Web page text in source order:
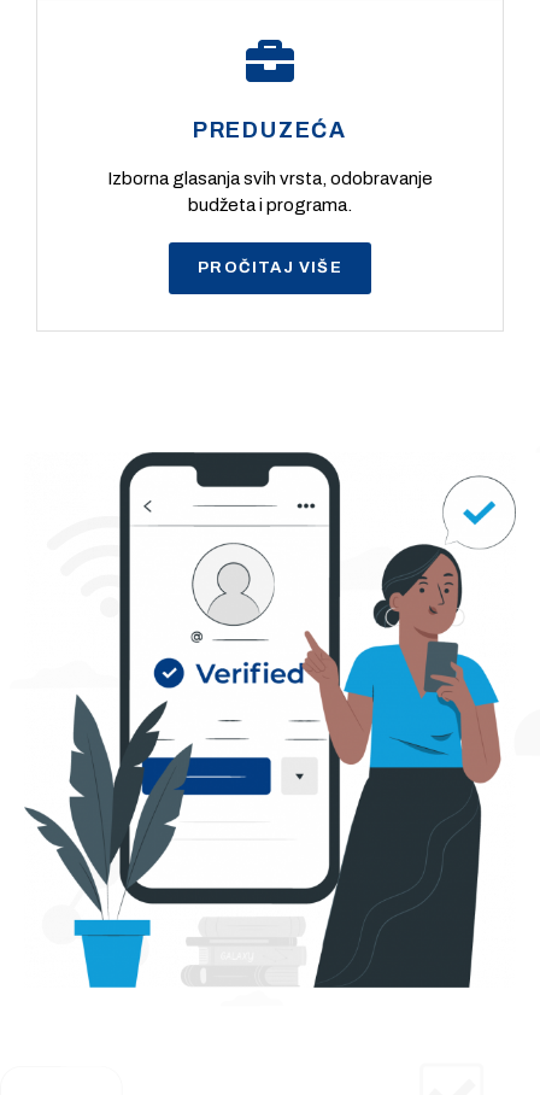
PREDUZEĆA
Izborna glasanja svih vrsta, odobravanje
budžeta i programa.
PROČITAJ VIŠE